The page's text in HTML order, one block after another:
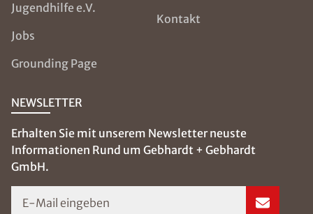
Jugendhilfe e.V.
Jobs
Grounding Page
Kontakt
NEWSLETTER
Erhalten Sie mit unserem Newsletter neuste
Informationen Rund um Gebhardt + Gebhardt
GmbH.
E-Mail eingeben